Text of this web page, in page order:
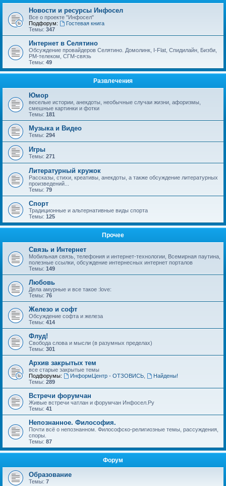
Новости и ресурсы Инфосел
Все о проекте "Инфосел"
Подфорум:
Гостевая книга
Темы: 347
Интернет в Селятино
Обсуждение провайдеров Селятино. Домолинк, I-Flat, Спидилайн, Бизби,
РМ-телеком, СГМ-связь
Темы: 49
Развлечения
Юмор
веселые истории, анекдоты, необычные случаи жизни, афоризмы,
смешные картинки и фотки
Темы: 181
Музыка и Видео
Темы: 294
Игры
Темы: 271
Литературный кружок
Рассказы, стихи, креативы, анекдоты, а также обсуждение литературных
произведений...
Темы: 79
Спорт
Традиционные и альтернативные виды спорта
Темы: 125
Прочее
Связь и Интернет
Мобильная связь, телефония и интернет-технологии, Всемирная паутина,
полезные ссылки, обсуждение интернесных интернет порталов
Темы: 149
Любовь
Дела амурные и все такое :love:
Темы: 76
Железо и софт
Обсуждение софта и железа
Темы: 414
Флуд!
Свобода слова и мысли (в разумных пределах)
Темы: 301
Архив закрытых тем
все старые закрытые темы
Подфорумы:
ИнформЦентр - ОТЗОВИСЬ,
Найдены!
Темы: 289
Встречи форумчан
Живые встречи чатлан и форумчан Инфосел.Ру
Темы: 41
Непознанное. Философия.
Почти всё о непознанном. Философско-религиозные темы, рассуждения,
споры.
Темы: 87
Форум
Образование
Темы: 7